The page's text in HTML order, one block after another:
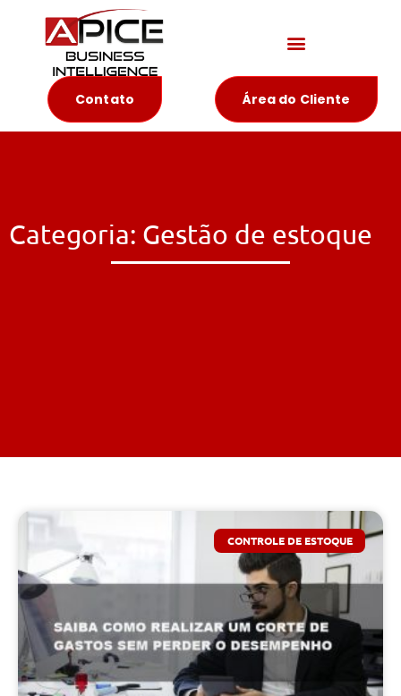
Contato Área do Cliente
Categoria: Gestão de estoque
CONTROLE DE ESTOQUE